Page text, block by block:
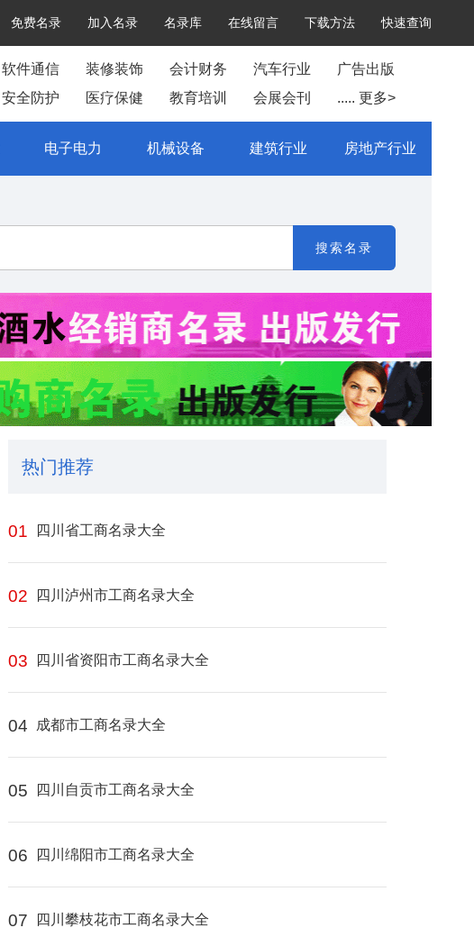
免费名录 加入名录 名录库 在线留言 下载方法 快速查询
软件通信 装修装饰 会计财务 汽车行业
广告出版
安全防护 医疗保健 教育培训 会展会刊 ..... 更多>
电子电力 机械设备 建筑行业 房地产行业
搜索名录
热门推荐
01 四川省工商名录大全
02 四川泸州市工商名录大全
03 四川省资阳市工商名录大全
04 成都市工商名录大全
05 四川自贡市工商名录大全
06 四川绵阳市工商名录大全
07 四川攀枝花市工商名录大全